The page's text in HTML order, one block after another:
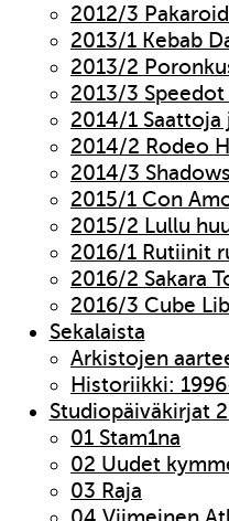
2012/3
2013/1 Kebab
2013/2
2013/3 Speedot
2014/1
2014/2 Rodeo
2014/3
2015/1 Con
2015/2 Lullu
2016/1 Rutiinit
2016/2 Sakara
2016/3 Cube
Sekalaista
Arkistojen
Historiikki:
Studiopäiväkirjat
01 Stam1na
02 Uudet
03 Raja